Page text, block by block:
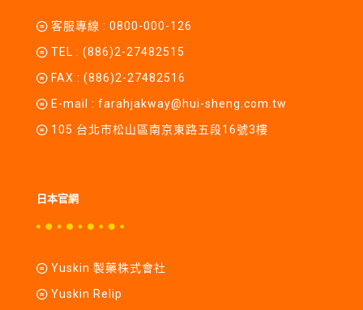
客服專線 : 0800-000-126
TEL : (886)2-27482515
FAX : (886)2-27482516
E-mail : farahjakway@hui-sheng.com.tw
105 台北市松山區南京東路五段16號3樓
日本官網
Yuskin 製藥株式會社
Yuskin Relip